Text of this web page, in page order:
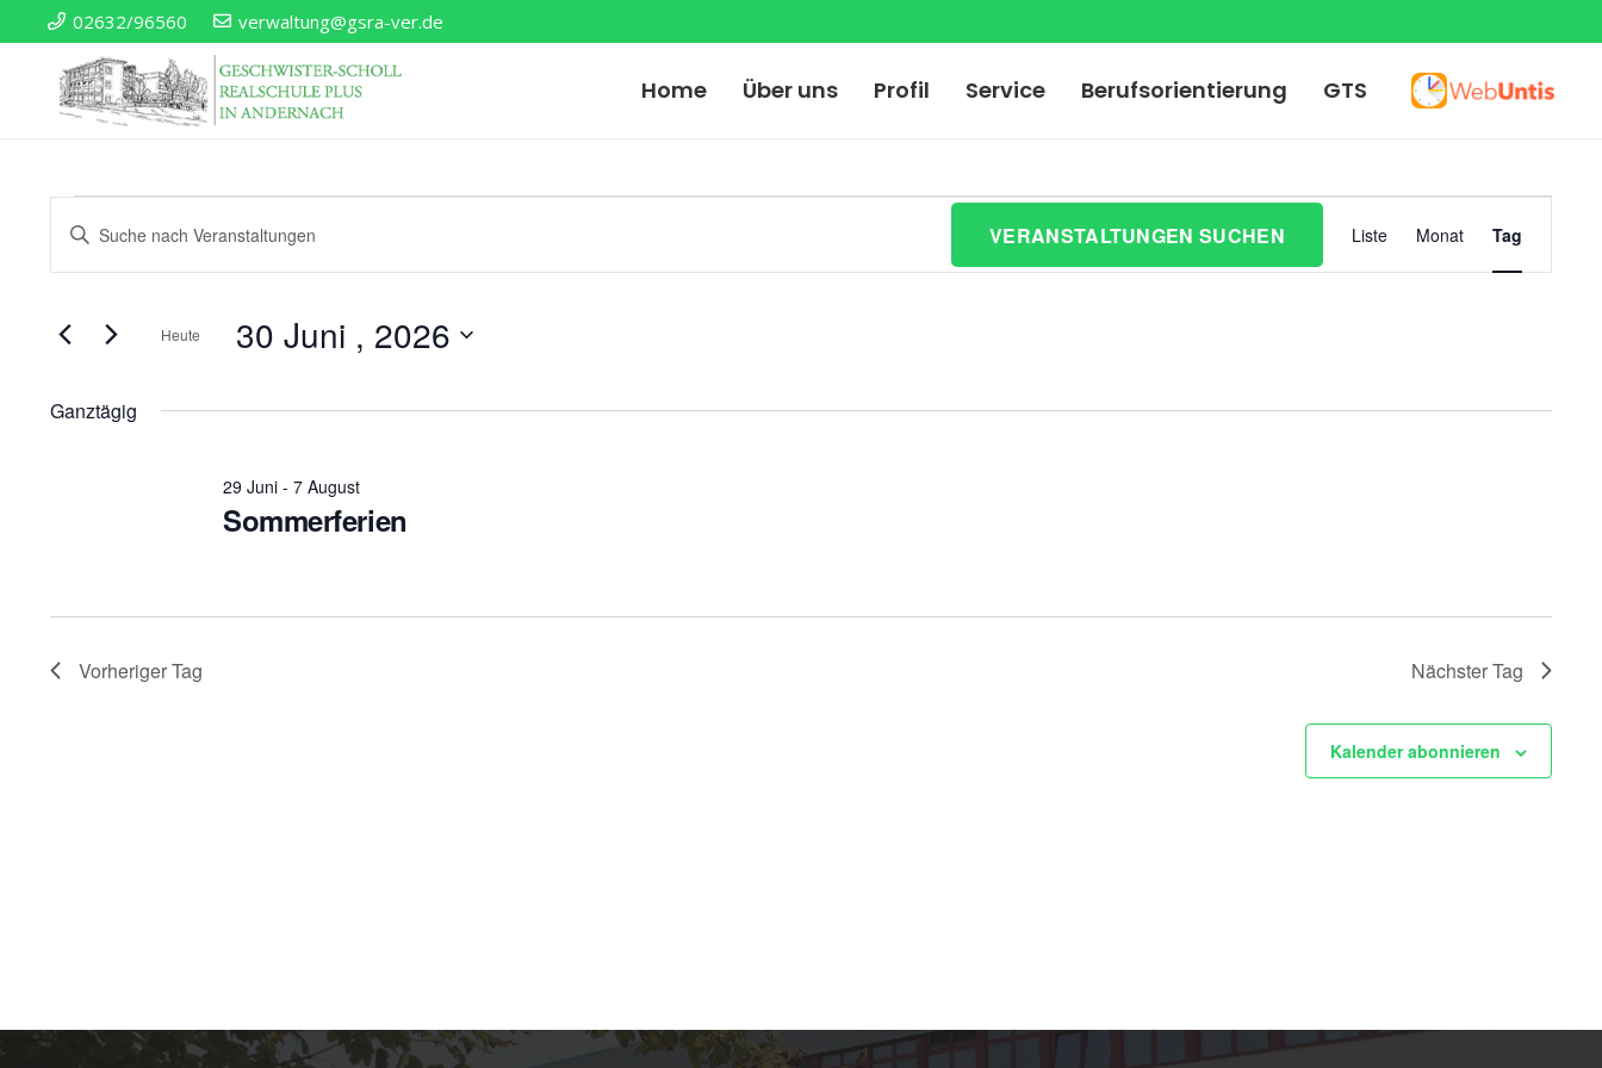
02632/96560 verwaltung@gsra-ver.de
Home Über uns Profil Service Berufsorientierung GTS
Veranstaltungen
Für
30
2026
Veranstaltungen
und
Ansichtennavigation
Geben
Schlüsselwort.
Veranstaltungen
VERANSTALTUNGEN SUCHEN Liste Monat Tag
Heute 30 Juni , 2026
wählen.
Ganztägig
Sommerferien
29 Juni -7 August
Vorheriger Tag Nächster Tag
Kalender abonnieren